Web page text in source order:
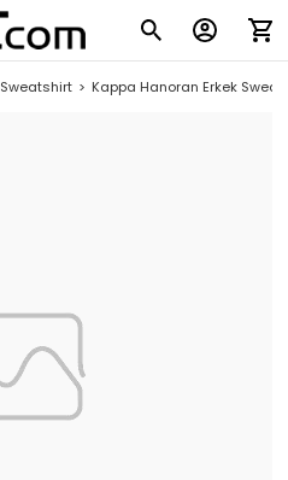
Sweatshirt Kappa Hanoran Erkek